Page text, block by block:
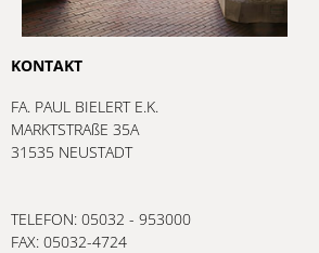
KONTAKT
FA. PAUL BIELERT E.K.
MARKTSTRAßE 35A
31535 NEUSTADT
TELEFON: 05032 - 953000
FAX: 05032-4724